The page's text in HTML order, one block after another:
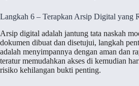
Langkah 6 – Terapkan Arsip Digital yang
Arsip digital adalah jantung tata naskah
dokumen dibuat dan disetujui, langkah
adalah menyimpannya dengan aman dan
teratur memudahkan akses di kemudian
risiko kehilangan bukti penting.